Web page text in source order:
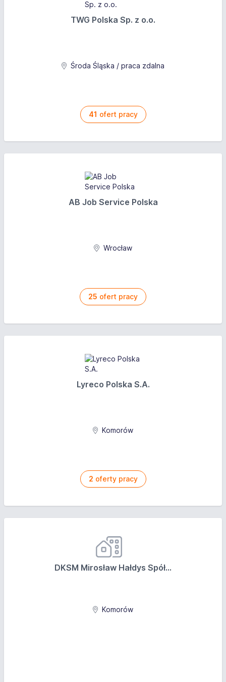
TWG Polska Sp. z o.o.
Środa Śląska / praca zdalna
41 ofert pracy
AB Job Service Polska
Wrocław
25 ofert pracy
Lyreco Polska S.A.
Komorów
2 oferty pracy
DKSM Mirosław Hałdys Spół...
Komorów